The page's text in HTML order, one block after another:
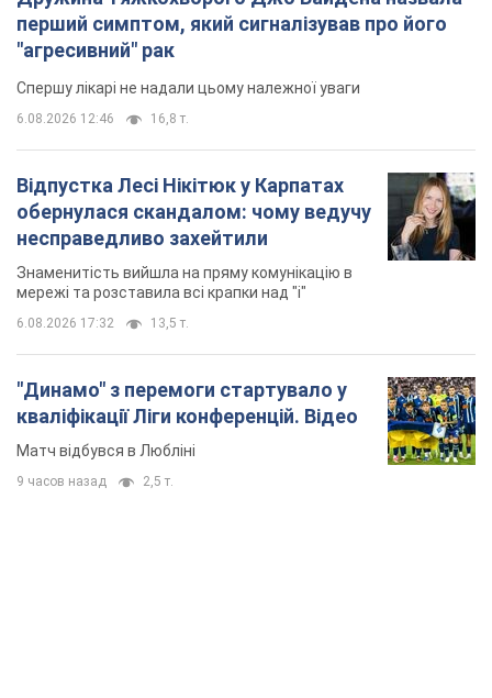
перший симптом, який сигналізував про його
"агресивний" рак
Спершу лікарі не надали цьому належної уваги
6.08.2026 12:46 16,8 т.
Відпустка Лесі Нікітюк у Карпатах
обернулася скандалом: чому ведучу
несправедливо захейтили
Знаменитість вийшла на пряму комунікацію в
мережі та розставила всі крапки над "і"
6.08.2026 17:32 13,5 т.
"Динамо" з перемоги стартувало у
кваліфікації Ліги конференцій. Відео
Матч відбувся в Любліні
9 часов назад 2,5 т.